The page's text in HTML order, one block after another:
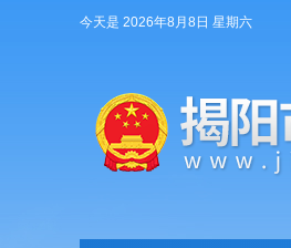
今天是 2026年8月8日 星期六